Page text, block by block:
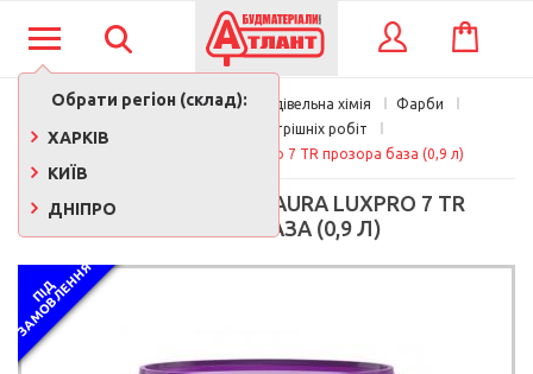
Обрати регіон (склад):
ХАРКІВ
КИЇВ
ДНІПРО
КОШИК
Фарби, лаки, клеї, будівельна хімія
Фарби
Фарба для внутрішніх робіт
Фарба інтер'єрна Aura Luxpro 7 TR прозора база (0,9 л)
ФАРБА ІНТЕР'ЄРНА AURA LUXPRO 7 TR
ПРОЗОРА БАЗА (0,9 Л)
П
І
Д
З
А
М
О
В
Л
Е
Н
Н
Я